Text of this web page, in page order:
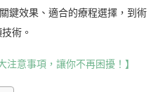
鍵效果、適合的療程選擇，到術
術。
注意事項，讓你不再困擾！】